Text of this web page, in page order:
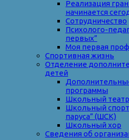
Реализация
начинается
Сотрудничество
Психолого-
первых”
Моя первая
Спортивная жизнь
Отделение
детей
программы
Школьный
Школьный
паруса” (ШСК)
Школьный хор
Сведения об